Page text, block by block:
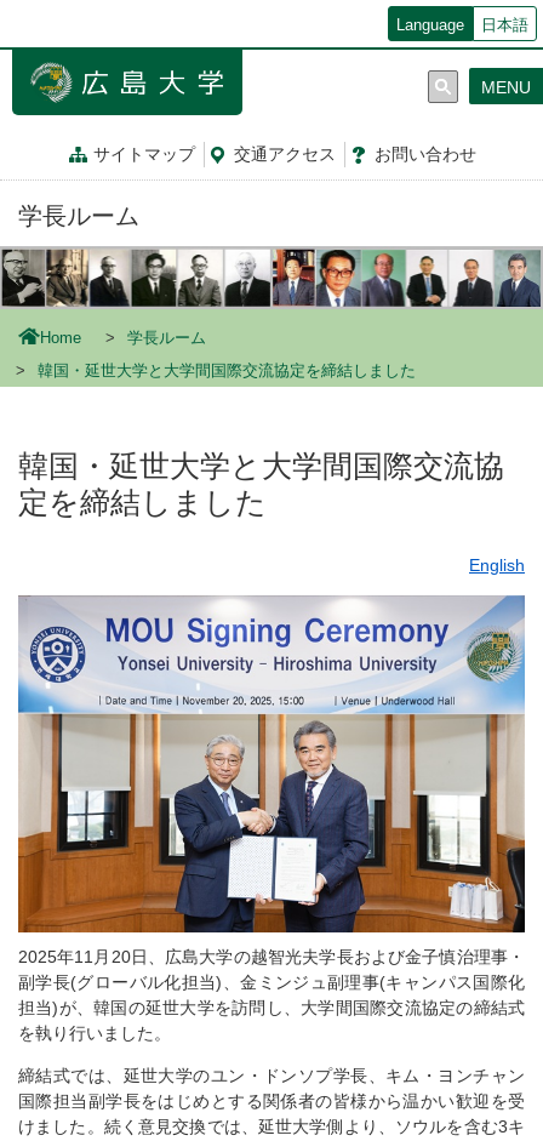
ン
動
Language 日本語
サイトマップ 交通アクセス お問い合わせ
MENU
学長ルーム
Home
学長ルーム
韓国・延世大学と大学間国際交流協定を締結しました
韓国・延世大学と大学間国際交流協
定を締結しました
English
2025年11月20日、広島大学の越智光夫学長および金子慎治理事・
副学長(グローバル化担当)、金ミンジュ副理事(キャンパス国際化
担当)が、韓国の延世大学を訪問し、大学間国際交流協定の締結式
を執り行いました。
締結式では、延世大学のユン・ドンソプ学長、キム・ヨンチャン
国際担当副学長をはじめとする関係者の皆様から温かい歓迎を受
けました。続く意見交換では、延世大学側より、ソウルを含む3キ